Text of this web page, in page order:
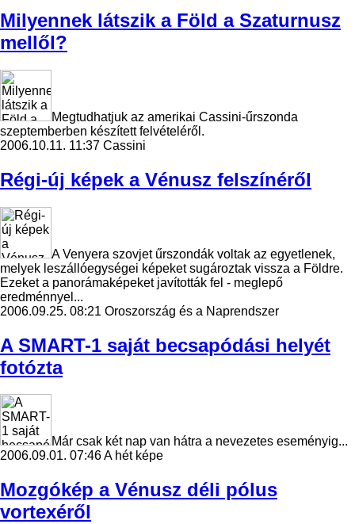
Milyennek látszik a Föld a Szaturnusz
mellől?
Megtudhatjuk az amerikai Cassini-űrszonda
szeptemberben készített felvételéről.
2006.10.11. 11:37 Cassini
Régi-új képek a Vénusz felszínéről
A Venyera szovjet űrszondák voltak az egyetlenek,
melyek leszállóegységei képeket sugároztak vissza a Földre.
Ezeket a panorámaképeket javították fel - meglepő
eredménnyel...
2006.09.25. 08:21 Oroszország és a Naprendszer
A SMART-1 saját becsapódási helyét
fotózta
Már csak két nap van hátra a nevezetes eseményig...
2006.09.01. 07:46A hét képe
Mozgókép a Vénusz déli pólus
vortexéről